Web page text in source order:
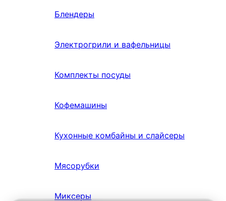
Блендеры
Электрогрили и вафельницы
Комплекты посуды
Кофемашины
Кухонные комбайны и слайсеры
Мясорубки
Миксеры